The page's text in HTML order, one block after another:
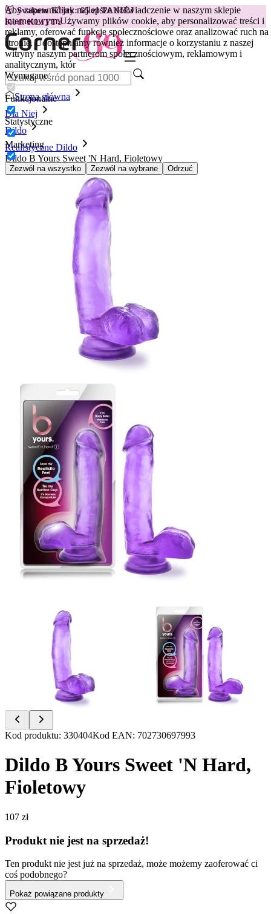
Aby zapewnić jak najlepsze doświadczenie w naszym sklepie
internetowym.Używamy plików cookie, aby personalizować treści i
reklamy, oferować funkcje społecznościowe oraz analizować ruch na
stronie. Udostępniamy również informacje o korzystaniu z naszej
witryny naszym partnerom społecznościowym, reklamowym i
analitycznym, któr
Wymagane
Funkcjonalne
Statystyczne
Marketing
Zezwól na wszystko Zezwól na wybrane Odrzuć
😽Svakom Klitty: 65 zł TANIEJ
Kod: KLITTY →
Strona główna
Dla Niej
Dildo
Realistyczne Dildo
Dildo B Yours Sweet 'N Hard, Fioletowy
Item
of
Kod produktu: 330404Kod EAN: 702730697993
Dildo B Yours Sweet 'N Hard,
Fioletowy
107 zł
Produkt nie jest na sprzedaż!
Ten produkt nie jest już na sprzedaż, może możemy zaoferować ci
coś podobnego?
Pokaż powiązane produkty